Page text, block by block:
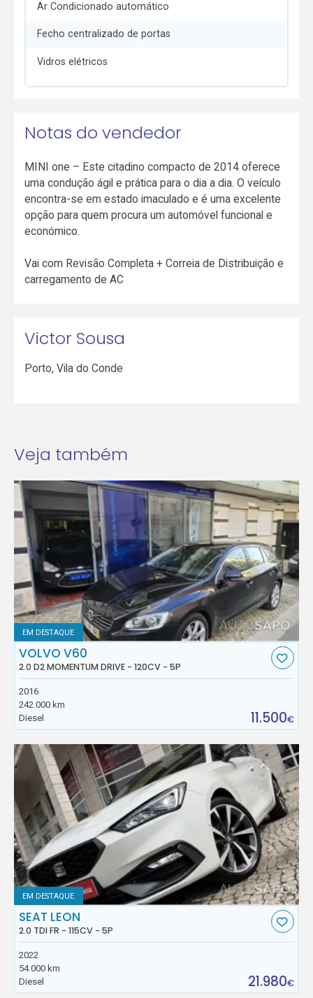
Ar Condicionado automático
Fecho centralizado de portas
Vidros elétricos
Notas do vendedor
MINI one – Este citadino compacto de 2014 oferece
uma condução ágil e prática para o dia a dia. O veículo
encontra-se em estado imaculado e é uma excelente
opção para quem procura um automóvel funcional e
económico.
Vai com Revisão Completa + Correia de Distribuição e
carregamento de AC
Victor Sousa
Porto,Vila do Conde
Veja também
EM DESTAQUE
VOLVO V60
2.0 D2 MOMENTUM DRIVE - 120CV - 5P
2016
242.000 km
Diesel
11.500€
EM DESTAQUE
SEAT LEON
2.0 TDI FR - 115CV - 5P
2022
54.000 km
Diesel
21.980€